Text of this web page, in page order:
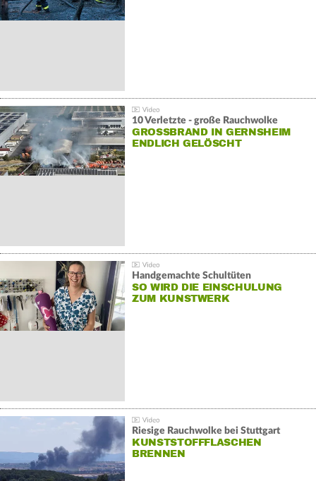
10 Verletzte - große Rauchwolke
GROSSBRAND IN GERNSHEIM E
NDLICH GELÖSCHT
Handgemachte Schultüten
SO WIRD DIE EINSCHULUNG
ZUM KUNSTWERK
Riesige Rauchwolke bei Stuttgart
KUNSTSTOFFFLASCHEN
BRENNEN